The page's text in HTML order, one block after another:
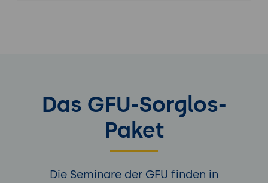
Das GFU-Sorglos-
Paket
Die Seminare der GFU finden in